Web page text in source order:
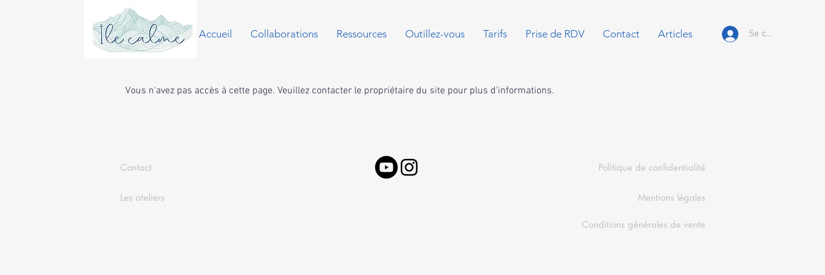
Accueil Collaborations Ressources Outillez-vous Tarifs Prise de RDV Contact Articles Se connecter
Vous n'avez pas accès à cette page. Veuillez contacter le propriétaire du site pour plus d'informations.
Contact
Les ateliers
Politique de confidentialité
Mentions légales
Conditions générales de vente